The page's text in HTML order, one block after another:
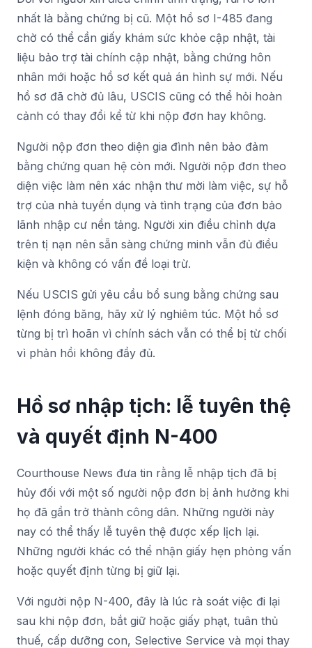
nhất là bằng chứng bị cũ. Một hồ sơ I-485 đang
chờ có thể cần giấy khám sức khỏe cập nhật, tài
liệu bảo trợ tài chính cập nhật, bằng chứng hôn
nhân mới hoặc hồ sơ kết quả án hình sự mới. Nếu
hồ sơ đã chờ đủ lâu, USCIS cũng có thể hỏi hoàn
cảnh có thay đổi kể từ khi nộp đơn hay không.
Người nộp đơn theo diện gia đình nên bảo đảm
bằng chứng quan hệ còn mới. Người nộp đơn theo
diện việc làm nên xác nhận thư mời làm việc, sự hỗ
trợ của nhà tuyển dụng và tình trạng của đơn bảo
lãnh nhập cư nền tảng. Người xin điều chỉnh dựa
trên tị nạn nên sẵn sàng chứng minh vẫn đủ điều
kiện và không có vấn đề loại trừ.
Nếu USCIS gửi yêu cầu bổ sung bằng chứng sau
lệnh đóng băng, hãy xử lý nghiêm túc. Một hồ sơ
từng bị trì hoãn vì chính sách vẫn có thể bị từ chối
vì phản hồi không đầy đủ.
Hồ sơ nhập tịch: lễ tuyên thệ
và quyết định N-400
Courthouse News đưa tin rằng lễ nhập tịch đã bị
hủy đối với một số người nộp đơn bị ảnh hưởng khi
họ đã gần trở thành công dân. Những người này
nay có thể thấy lễ tuyên thệ được xếp lịch lại.
Những người khác có thể nhận giấy hẹn phỏng vấn
hoặc quyết định từng bị giữ lại.
Với người nộp N-400, đây là lúc rà soát việc đi lại
sau khi nộp đơn, bắt giữ hoặc giấy phạt, tuân thủ
thuế, cấp dưỡng con, Selective Service và mọi thay